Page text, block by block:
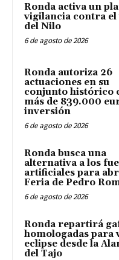
Ronda activa un
vigilancia contra
del Nilo
6 de agosto de 2026
Ronda autoriza 26
actuaciones en su
conjunto histórico
más de 839.000
inversión
6 de agosto de 2026
Ronda busca una
alternativa a los
artificiales para
Feria de Pedro
6 de agosto de 2026
Ronda repartirá
homologadas para
eclipse desde la
del Tajo